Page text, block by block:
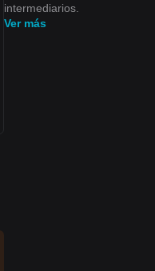
intermediarios.
Ver más